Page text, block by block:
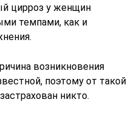
цирроз у женщин
темпами, как и
возникновения
поэтому от такой
никто.